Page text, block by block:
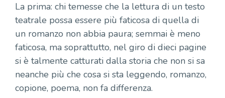
La prima: chi temesse che la lettura di un testo
teatrale possa essere più faticosa di quella di
un romanzo non abbia paura; semmai è meno
faticosa, ma soprattutto, nel giro di dieci pagine
si è talmente catturati dalla storia che non si sa
neanche più che cosa si sta leggendo, romanzo,
copione, poema, non fa differenza.